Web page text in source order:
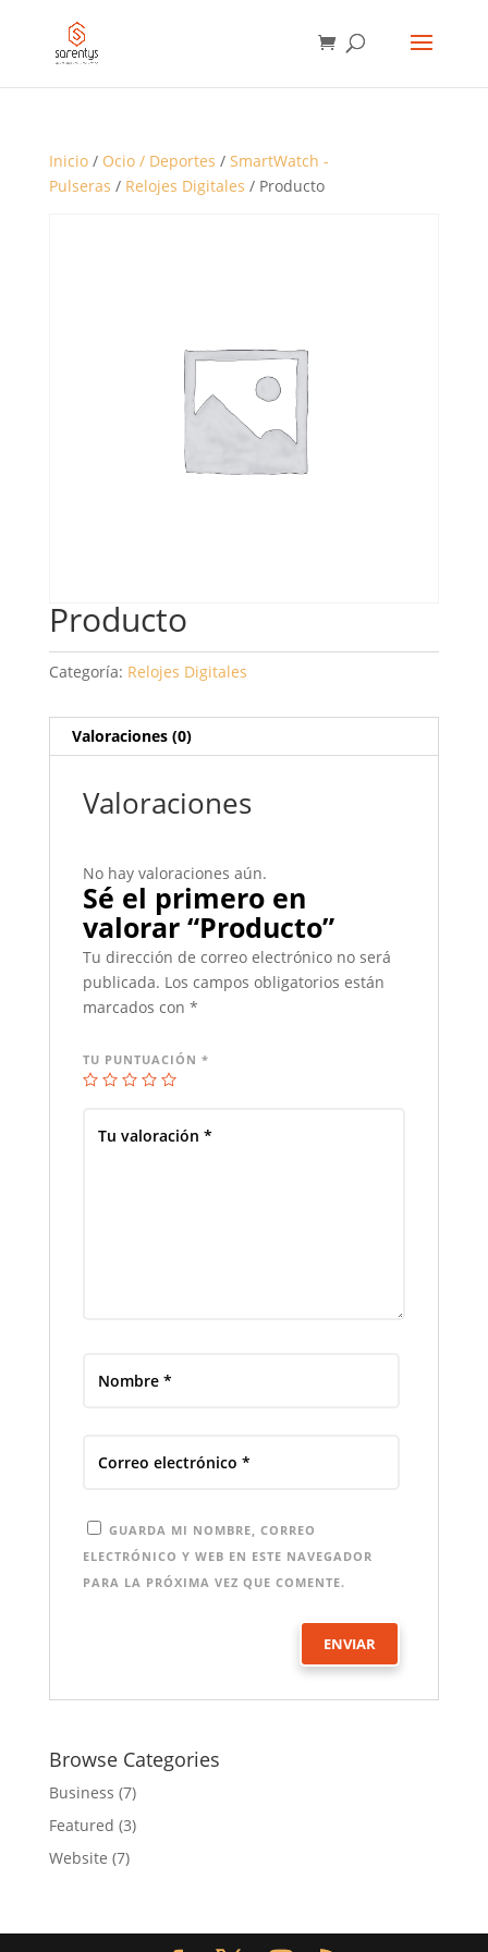
PRODUCTOS
Inicio/ Ocio / Deportes / SmartWatch -
Pulseras / Relojes Digitales / Producto
Producto
Categoría: Relojes Digitales
Valoraciones (0)
Valoraciones
No hay valoraciones aún.
Sé el primero en
valorar “Producto”
Tu dirección de correo electrónico no será
publicada. Los campos obligatorios están
marcados con *
TU PUNTUACIÓN *
GUARDA MI NOMBRE, CORREO
ELECTRÓNICO Y WEB EN ESTE NAVEGADOR
PARA LA PRÓXIMA VEZ QUE COMENTE.
Browse Categories
Business (7)
Featured (3)
Website (7)